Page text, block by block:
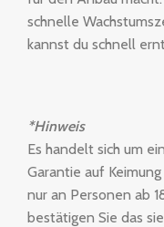
schnelle
kannst du schnell
*Hinweis
Es handelt sich um
Garantie auf
nur an Personen ab
bestätigen Sie das